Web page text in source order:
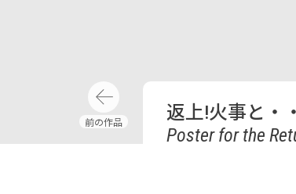
返上!火事と・
Poster for the